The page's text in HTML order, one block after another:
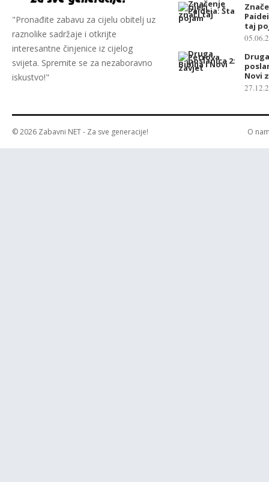
"Pronađite zabavu za cijelu obitelj uz
raznolike sadržaje i otkrijte
interesantne činjenice iz cijelog
svijeta. Spremite se za nezaboravno
iskustvo!"
taj
Novi
© 2026 Zabavni NET- Za sve generacije! O